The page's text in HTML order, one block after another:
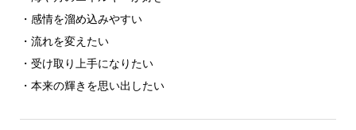
・感情を溜め込みやすい
・流れを変えたい
・受け取り上手になりたい
・本来の輝きを思い出したい